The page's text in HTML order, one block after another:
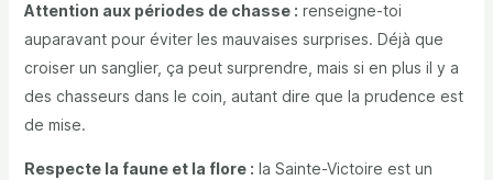
Attention aux périodes de chasse : renseigne-toi
auparavant pour éviter les mauvaises surprises. Déjà que
croiser un sanglier, ça peut surprendre, mais si en plus il y a
des chasseurs dans le coin, autant dire que la prudence est
de mise.
Respecte la faune et la flore : la Sainte-Victoire est un